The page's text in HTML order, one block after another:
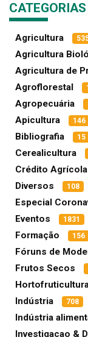
CATEGORIAS
Agricultura
Agricultura
Agricultura de
Agroflorestal
Agropecuária
Apicultura 146
Bibliografia 15
Cerealicultura
Crédito Agrícola
Diversos 108
Especial
Eventos 1831
Formação 156
Fóruns de
Frutos Secos
Indústria 708
Indústria
Investigacao &